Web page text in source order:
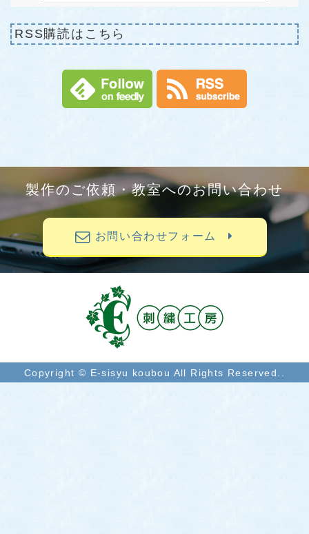
RSS購読はこちら
製作のご依頼・教室へのお問い合わせ
お問い合わせフォーム
Copyright © E-sisyu koubou All Rights Reserved..